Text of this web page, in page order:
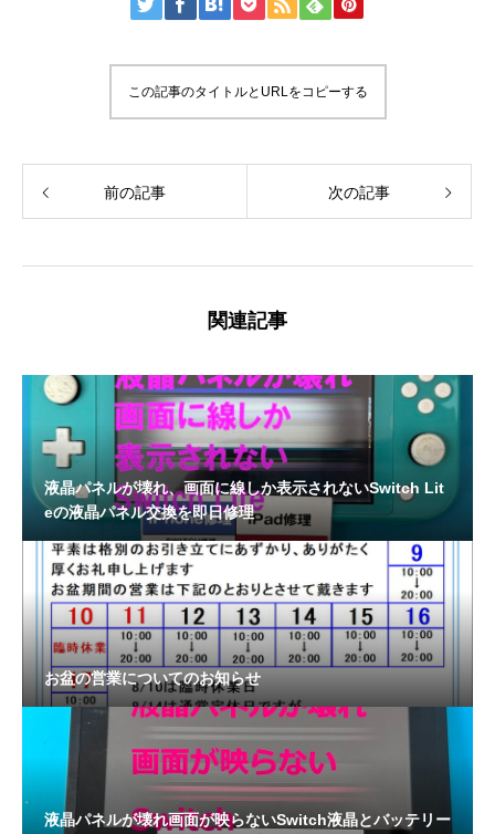
この記事のタイトルとURLをコピーする
前の記事 次の記事
関連記事
液晶パネルが壊れ、画面に線しか表示されないSwitch Lit
eの液晶パネル交換を即日修理
お盆の営業についてのお知らせ
液晶パネルが壊れ画面が映らないSwitch液晶とバッテリー